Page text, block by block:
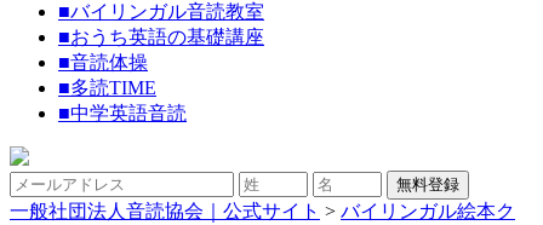
■バイリンガル音読教室
■おうち英語の基礎講座
■音読体操
■多読TIME
■中学英語音読
一般社団法人音読協会｜公式サイト > バイリンガル絵本ク